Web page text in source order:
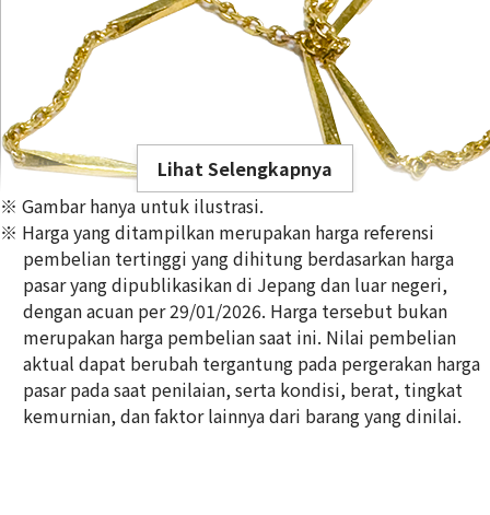
22K gold (K22) necklace
Referensi Harga Buyback
Rp 24.457.743
Lihat Selengkapnya
※ Gambar hanya untuk ilustrasi.
※ Harga yang ditampilkan merupakan harga referensi
pembelian tertinggi yang dihitung berdasarkan harga
pasar yang dipublikasikan di Jepang dan luar negeri,
dengan acuan per 29/01/2026. Harga tersebut bukan
merupakan harga pembelian saat ini. Nilai pembelian
aktual dapat berubah tergantung pada pergerakan harga
pasar pada saat penilaian, serta kondisi, berat, tingkat
kemurnian, dan faktor lainnya dari barang yang dinilai.